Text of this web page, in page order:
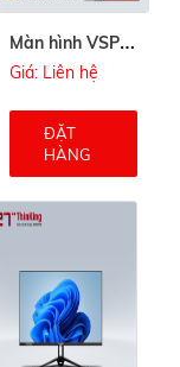
M
àn hình VSP 24inch V2407S
Giá: Liên hệ
ĐẶT
HÀNG